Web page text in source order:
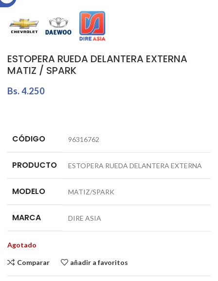
ESTOPERA RUEDA DELANTERA EXTERNA
MATIZ / SPARK
Bs.4.250
CÓDIGO 96316762
PRODUCTO ESTOPERA RUEDA DELANTERA EXTERNA
MODELO MATIZ/SPARK
MARCA DIRE ASIA
Agotado
Comparar añadir a favoritos